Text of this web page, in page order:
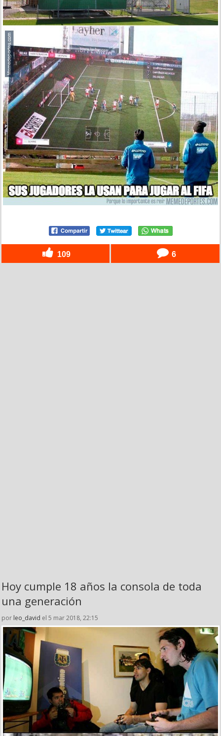
109 6
Hoy cumple 18 años la consola de toda
una generación
por leo_david el 5 mar 2018, 22:15